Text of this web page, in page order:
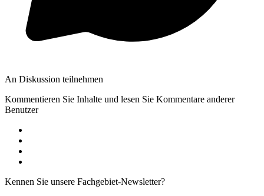
An Diskussion teilnehmen
Kommentieren Sie Inhalte und lesen Sie Kommentare anderer
Benutzer
Kennen Sie unsere Fachgebiet-Newsletter?